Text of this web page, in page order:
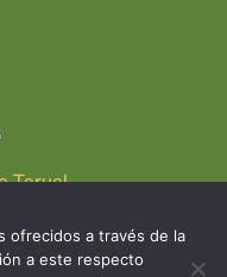
Teruel
ofrecidos a través de la
a este respecto